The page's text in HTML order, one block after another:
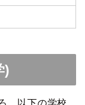
)
、以下の学校